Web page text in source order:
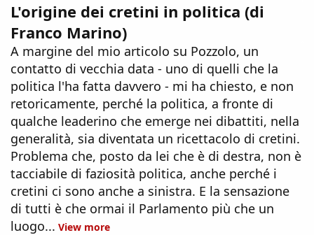
L'origine dei cretini in politica (di
Franco Marino)
A margine del mio articolo su Pozzolo, un
contatto di vecchia data - uno di quelli che la
politica l'ha fatta davvero - mi ha chiesto, e non
retoricamente, perché la politica, a fronte di
qualche leaderino che emerge nei dibattiti, nella
generalità, sia diventata un ricettacolo di cretini.
Problema che, posto da lei che è di destra, non è
tacciabile di faziosità politica, anche perché i
cretini ci sono anche a sinistra. E la sensazione
di tutti è che ormai il Parlamento più che un
luogo... View more